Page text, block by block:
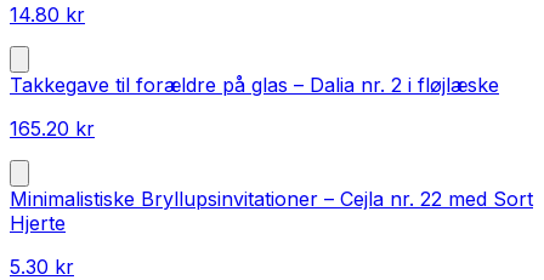
14.80 kr
Takkegave til forældre på glas – Dalia nr. 2 i fløjlæske
165.20 kr
Minimalistiske Bryllupsinvitationer – Cejla nr. 22 med Sort
Hjerte
5.30 kr